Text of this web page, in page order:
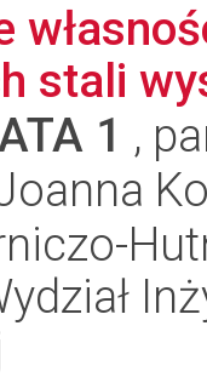
stali
1 ,